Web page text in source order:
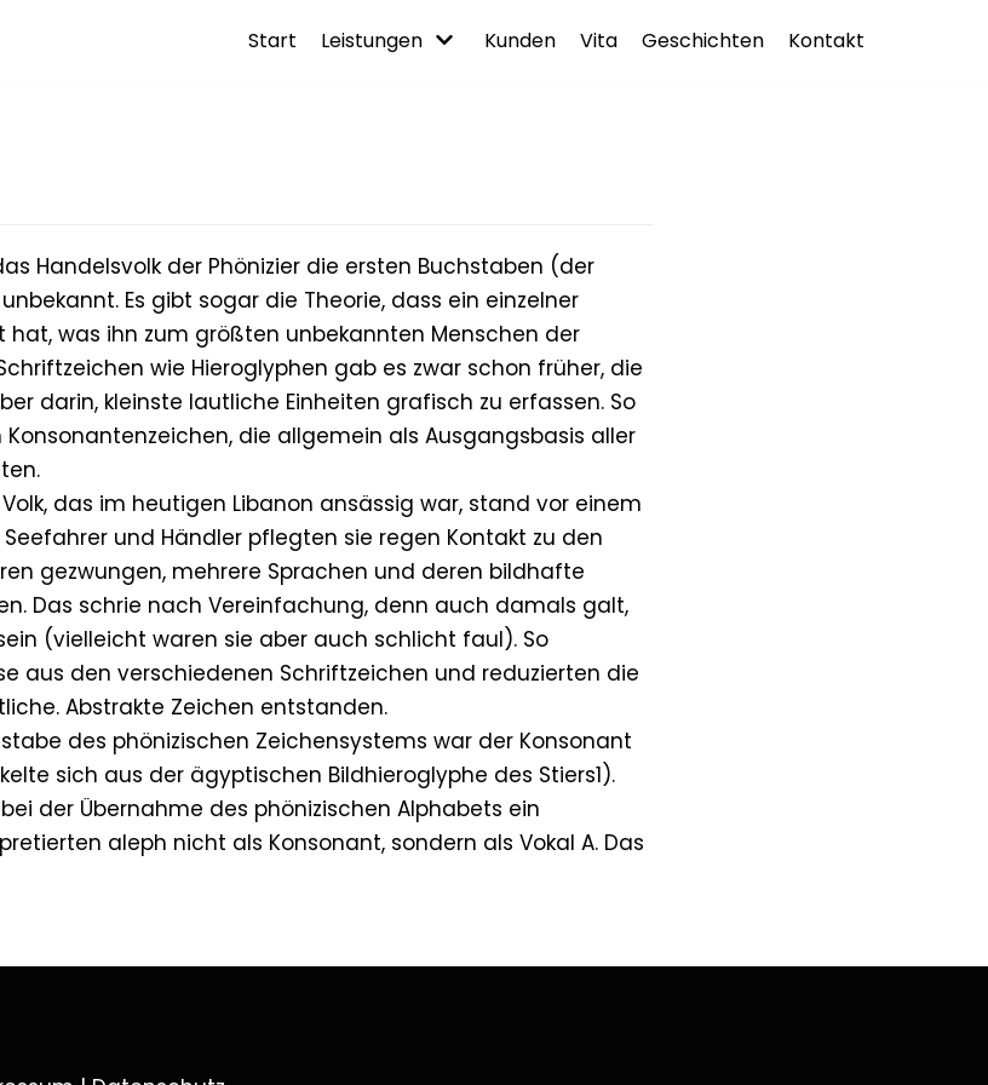
Start Leistungen Kunden Vita Geschichten Kontakt
Handelsvolk der Phönizier die ersten Buchstaben (der
Es gibt sogar die Theorie, dass ein einzelner
hat, was ihn zum größten unbekannten Menschen der
wie Hieroglyphen gab es zwar schon früher, die
darin, kleinste lautliche Einheiten grafisch zu erfassen. So
die allgemein als Ausgangsbasis aller
das im heutigen Libanon ansässig war, stand vor einem
und Händler pflegten sie regen Kontakt zu den
gezwungen, mehrere Sprachen und deren bildhafte
Das schrie nach Vereinfachung, denn auch damals galt,
(vielleicht waren sie aber auch schlicht faul). So
aus den verschiedenen Schriftzeichen und reduzierten die
Abstrakte Zeichen entstanden.
des phönizischen Zeichensystems war der Konsonant
sich aus der ägyptischen Bildhieroglyphe des Stiers1).
der Übernahme des phönizischen Alphabets ein
aleph nicht als Konsonant, sondern als Vokal A. Das